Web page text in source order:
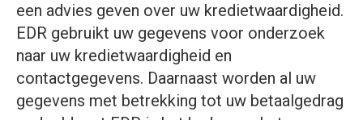
een advies geven over uw kredietwaardigheid.
EDR gebruikt uw gegevens voor onderzoek
naar uw kredietwaardigheid en
contactgegevens. Daarnaast worden al uw
gegevens met betrekking tot uw betaalgedrag